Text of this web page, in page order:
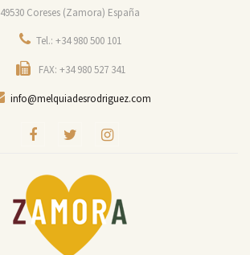
49530 Coreses (Zamora) España
Tel.: +34 980 500 101
FAX: +34 980 527 341
info@melquiadesrodriguez.com